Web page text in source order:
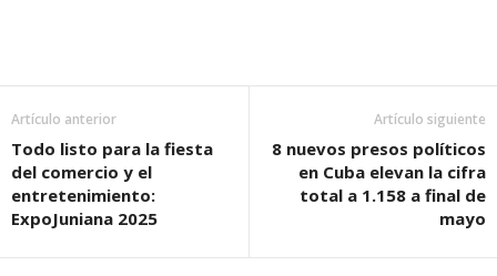
Artículo anterior
Todo listo para la fiesta
del comercio y el
entretenimiento:
ExpoJuniana 2025
Artículo siguiente
8 nuevos presos políticos
en Cuba elevan la cifra
total a 1.158 a final de
mayo